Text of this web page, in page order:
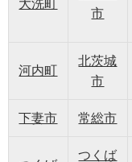
大洗町
市
河内町
北茨城
市
下妻市 常総市
つくば